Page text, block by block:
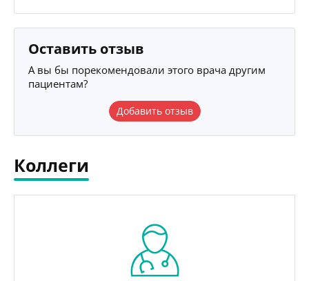
Оставить отзыв
А вы бы порекомендовали этого врача другим
пациентам?
Добавить отзыв
Коллеги